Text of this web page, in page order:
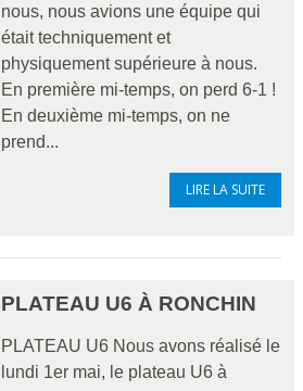
nous, nous avions une équipe qui
était techniquement et
physiquement supérieure à nous.
En première mi-temps, on perd 6-1 !
En deuxième mi-temps, on ne
prend...
LIRE LA SUITE
PLATEAU U6 À RONCHIN
PLATEAU U6 Nous avons réalisé le
lundi 1er mai, le plateau U6 à